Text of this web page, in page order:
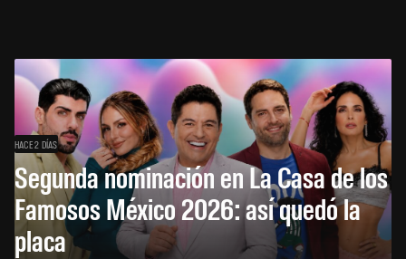
HACE 2 DÍAS
Segunda nominación en La Casa de los
Famosos México 2026: así quedó la
placa